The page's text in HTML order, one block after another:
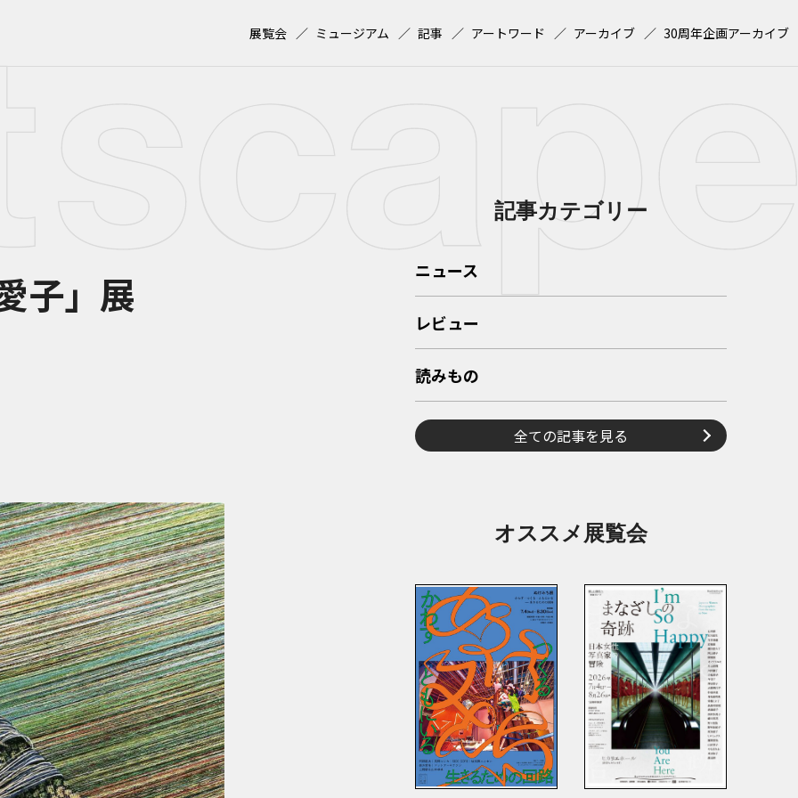
展覧会 ミュージアム 記事 アートワード アーカイブ 30周年企画アーカイブ
子」展
記事カテゴリー
ニュース
レビュー
読みもの
全ての記事を見る
オススメ展覧会